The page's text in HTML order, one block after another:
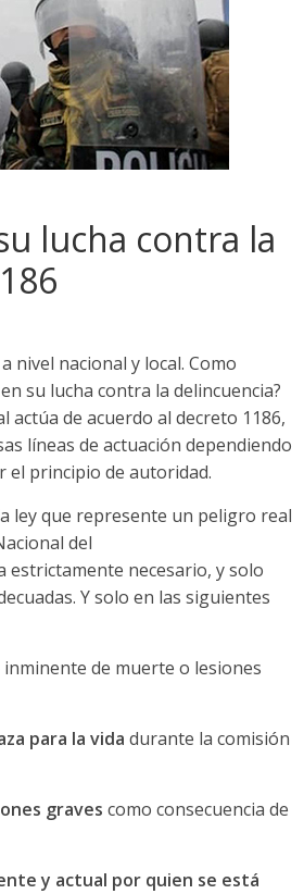
lucha contra la
nivel nacional y local. Como
su lucha contra la delincuencia?
actúa de acuerdo al decreto 1186,
líneas de actuación dependiendo
el principio de autoridad.
ley que represente un peligro real
del
estrictamente necesario, y solo
Y solo en las siguientes
de muerte o lesiones
para la vida durante la comisión
graves como consecuencia de
y actual por quien se está